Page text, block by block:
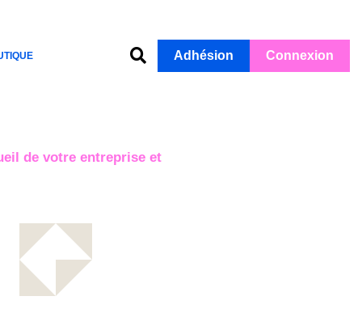
Adhésion Connexion
de votre entreprise et